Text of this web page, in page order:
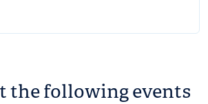
the following events